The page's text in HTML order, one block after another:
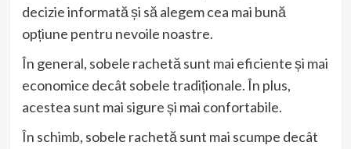
decizie informată și să alegem cea mai bună
opțiune pentru nevoile noastre.
În general, sobele rachetă sunt mai eficiente și mai
economice decât sobele tradiționale. În plus,
acestea sunt mai sigure și mai confortabile.
În schimb, sobele rachetă sunt mai scumpe decât